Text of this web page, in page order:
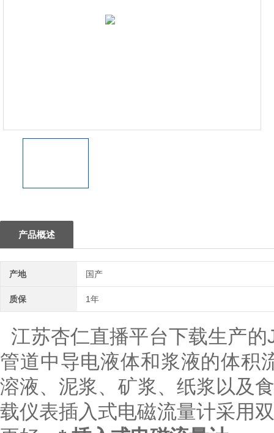
产品概述
产地 国产
质保 1年
江苏杏仁直播平台下载生产
管道中导电液体和浆液的体积流
溶液、泥浆、矿浆、纸浆
载仪表插入式电磁流量计采用双线